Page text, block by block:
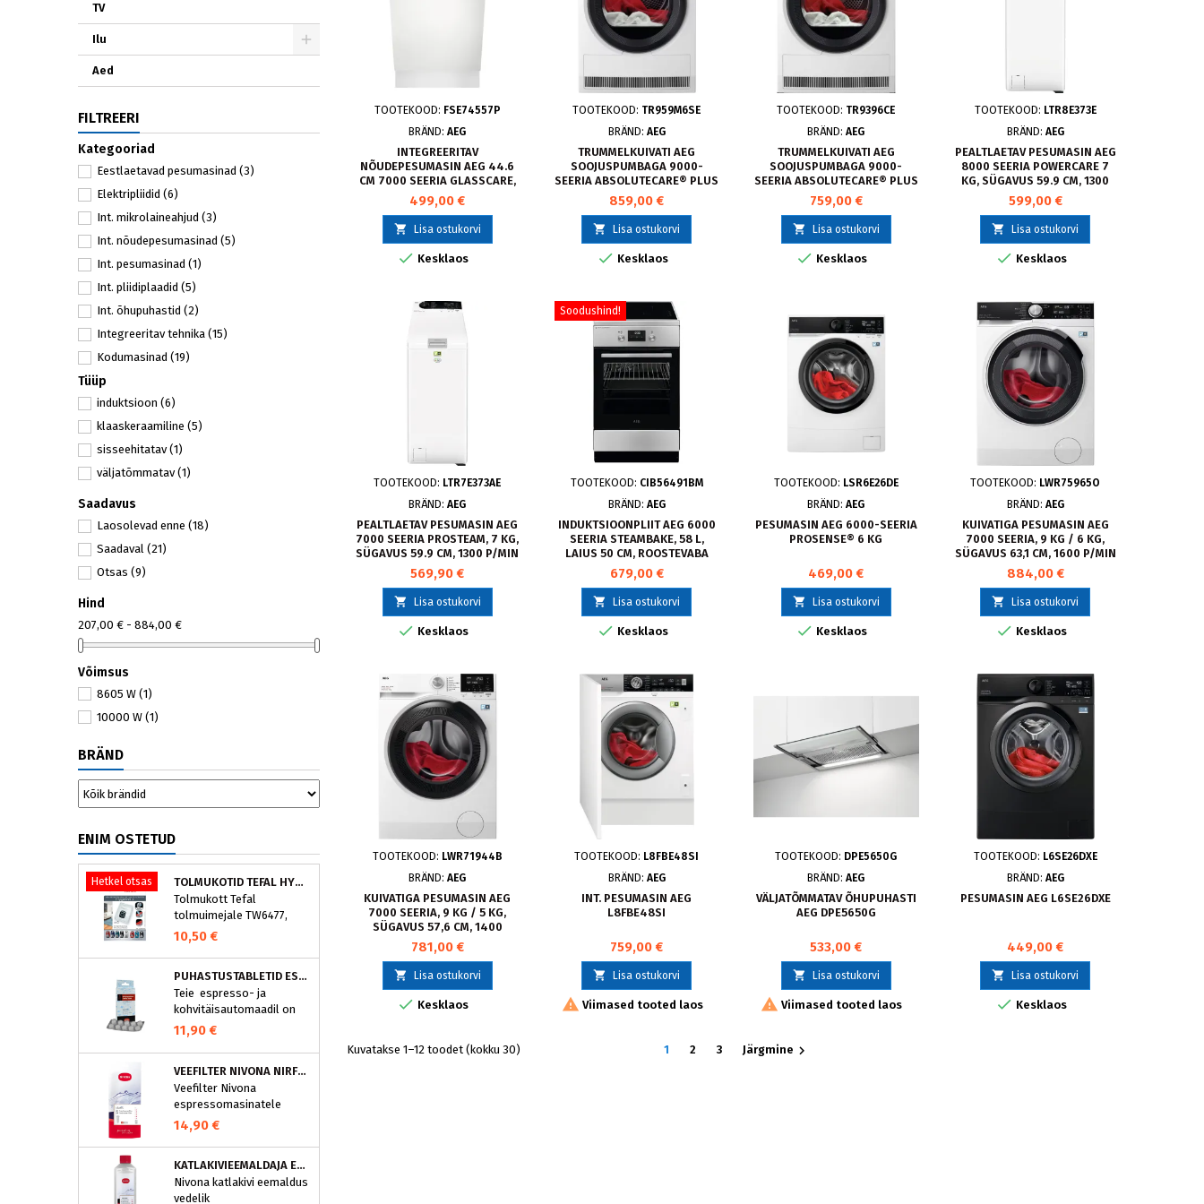
TV
Ilu
Aed
FILTREERI
Kategooriad
Eestlaetavad pesumasinad (3)
Elektripliidid (6)
Int. mikrolaineahjud (3)
Int. nõudepesumasinad (5)
Int. pesumasinad (1)
Int. pliidiplaadid (5)
Int. õhupuhastid (2)
Integreeritav tehnika (15)
Kodumasinad (19)
Kuivatid
Kuivatiga pesumasinad
Pealtlaetavad pesumasinad
Pesumasinad ja kuivatid
Pliidid ja ahjud(6)
Õhupuhastid
Tüüp
induktsioon (6)
klaaskeraamiline (5)
sisseehitatav(1)
väljatõmmatav(1)
Saadavus
Laosolevad enne (18)
Saadaval (21)
Otsas (9)
Hind
207,00 € - 884,00 €
Võimsus
8605 W (1)
10000 W (1)
BRÄND
ENIM OSTETUD
Hetkel otsas
TOLMUKOTID TEFAL HYGIENE+ ZR200540 (4 TK)
Tolmukott Tefal
tolmuimejale TW6477,
TW6886..
10,50 €
PUHASTUSTABLETID ESPRESSOMASINALE, NIVONA 390701200
Teie espresso- ja
kohvitäisautomaadil on
integreeritud
puhastusprogramm.
NIVONA puhastustabletid
on loodud spetsiaalselt
selle programmi jaoks ja
eraldavad mustuse nagu
nt kohvirasva
aparaati ja tagab täiusliku
aroomi.
11,90 €
VEEFILTER NIVONA NIRF701
Veefilter Nivona
espressomasinatele
14,90 €
KATLAKIVIEEMALDAJA ESPRESSOMASINATELE, NIVONA (500 ML)
Nivona katlakivi eemaldus
vedelik
TOOTEKOOD: FSE74557P
BRÄND:AEG
INTEGREERITAV
NÕUDEPESUMASIN AEG 44.6
CM 7000 SEERIA GLASSCARE,
FSE74557P
499,00 €
 Lisa ostukorvi
 Kesklaos
TOOTEKOOD: TR959M6SE
BRÄND: AEG
TRUMMELKUIVATI AEG
SOOJUSPUMBAGA 9000-
SEERIA ABSOLUTECARE® PLUS
PROSTEAM 9 KG TR959M6SE
859,00 €
 Lisa ostukorvi
 Kesklaos
TOOTEKOOD: TR9396CE
BRÄND:AEG
TRUMMELKUIVATI AEG
SOOJUSPUMBAGA 9000-
SEERIA ABSOLUTECARE® PLUS
9 KG TR9396CE
759,00 €
 Lisa ostukorvi
 Kesklaos
TOOTEKOOD: LTR8E373E
BRÄND: AEG
PEALTLAETAV PESUMASIN AEG
8000 SEERIA POWERCARE 7
KG, SÜGAVUS 59.9 CM, 1300
P/MIN
599,00 €
 Lisa ostukorvi
 Kesklaos
TOOTEKOOD: LTR7E373AE
BRÄND:AEG
PEALTLAETAV PESUMASIN AEG
7000 SEERIA PROSTEAM, 7 KG,
SÜGAVUS 59.9 CM, 1300 P/MIN
569,90 €
 Lisa ostukorvi
 Kesklaos
Soodushind!
TOOTEKOOD: CIB56491BM
BRÄND: AEG
INDUKTSIOONPLIIT AEG 6000
SEERIA STEAMBAKE, 58 L,
LAIUS 50 CM, ROOSTEVABA
TERAS
679,00 €
 Lisa ostukorvi
 Kesklaos
TOOTEKOOD: LSR6E26DE
BRÄND:AEG
PESUMASIN AEG 6000-SEERIA
PROSENSE® 6 KG
469,00 €
 Lisa ostukorvi
 Kesklaos
TOOTEKOOD: LWR75965O
BRÄND: AEG
KUIVATIGA PESUMASIN AEG
7000 SEERIA, 9 KG / 6 KG,
SÜGAVUS 63,1 CM, 1600 P/MIN
884,00 €
 Lisa ostukorvi
 Kesklaos
TOOTEKOOD: LWR71944B
BRÄND:AEG
KUIVATIGA PESUMASIN AEG
7000 SEERIA, 9 KG / 5 KG,
SÜGAVUS 57,6 CM, 1400
P/MIN
781,00 €
 Lisa ostukorvi
 Kesklaos
TOOTEKOOD: L8FBE48SI
BRÄND: AEG
INT. PESUMASIN AEG
L8FBE48SI
759,00 €
 Lisa ostukorvi
 Viimased tooted laos
TOOTEKOOD: DPE5650G
BRÄND:AEG
VÄLJATÕMMATAV ÕHUPUHASTI
AEG DPE5650G
533,00 €
 Lisa ostukorvi
 Viimased tooted laos
TOOTEKOOD: L6SE26DXE
BRÄND: AEG
PESUMASIN AEG L6SE26DXE
449,00 €
 Lisa ostukorvi
 Kesklaos
Kuvatakse 1–12 toodet (kokku 30) 1 2 3 Järgmine 